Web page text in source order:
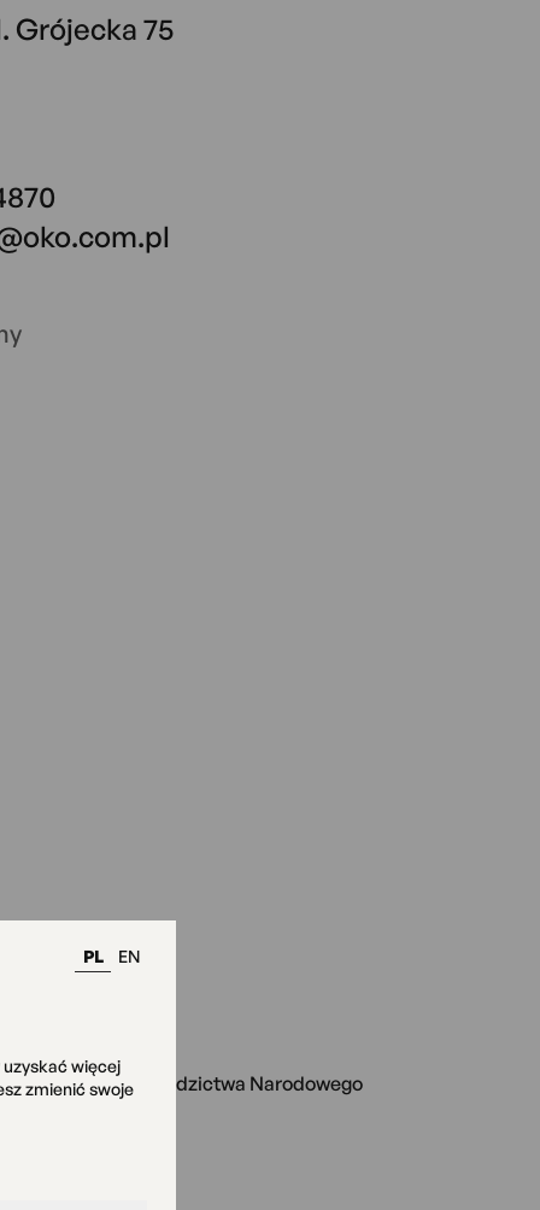
PL EN
więcej
zmienić swoje
Grójecka 75
Kultury i Dziedzictwa Narodowego
Kultury.